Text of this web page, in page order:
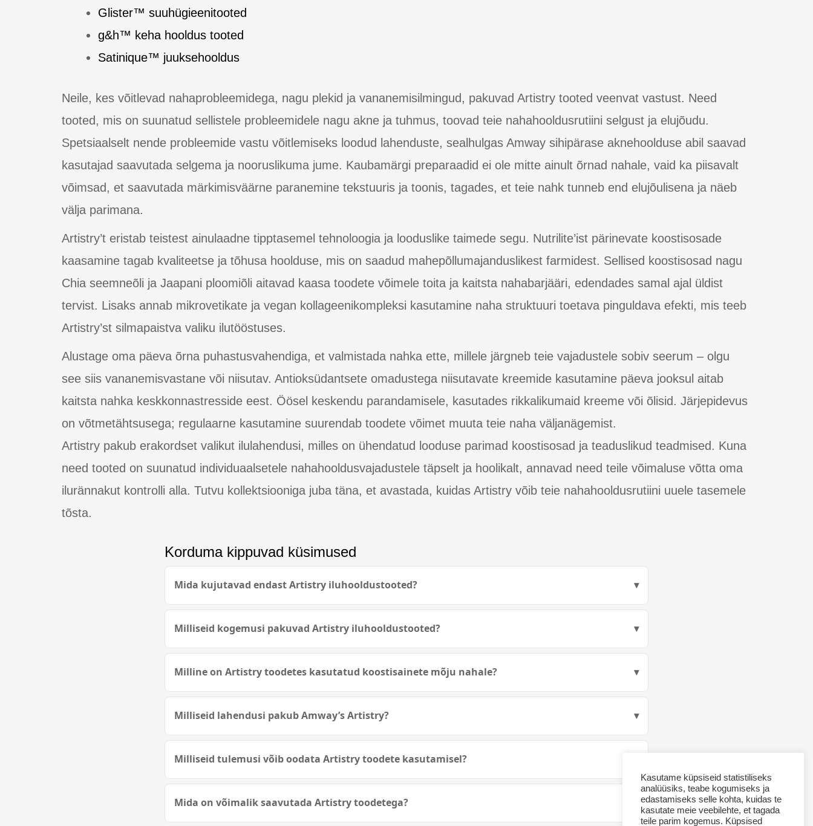
Glister™ suuhügieenitooted
g&h™ keha hooldus tooted
Satinique™ juuksehooldus
Neile, kes võitlevad nahaprobleemidega, nagu plekid ja vananemisilmingud, pakuvad Artistry tooted veenvat vastust. Need
tooted, mis on suunatud sellistele probleemidele nagu akne ja tuhmus, toovad teie nahahooldusrutiini selgust ja elujõudu.
Spetsiaalselt nende probleemide vastu võitlemiseks loodud lahenduste, sealhulgas Amway sihipärase aknehoolduse abil saavad
kasutajad saavutada selgema ja nooruslikuma jume. Kaubamärgi preparaadid ei ole mitte ainult õrnad nahale, vaid ka piisavalt
võimsad, et saavutada märkimisväärne paranemine tekstuuris ja toonis, tagades, et teie nahk tunneb end elujõulisena ja näeb
välja parimana.
Artistry’t eristab teistest ainulaadne tipptasemel tehnoloogia ja looduslike taimede segu. Nutrilite’ist pärinevate koostisosade
kaasamine tagab kvaliteetse ja tõhusa hoolduse, mis on saadud mahepõllumajanduslikest farmidest. Sellised koostisosad nagu
Chia seemneõli ja Jaapani ploomiõli aitavad kaasa toodete võimele toita ja kaitsta nahabarjääri, edendades samal ajal üldist
tervist. Lisaks annab mikrovetikate ja vegan kollageenikompleksi kasutamine naha struktuuri toetava pinguldava efekti, mis teeb
Artistry’st silmapaistva valiku ilutööstuses.
Alustage oma päeva õrna puhastusvahendiga, et valmistada nahka ette, millele järgneb teie vajadustele sobiv seerum – olgu
see siis vananemisvastane või niisutav. Antioksüdantsete omadustega niisutavate kreemide kasutamine päeva jooksul aitab
kaitsta nahka keskkonnastresside eest. Öösel keskendu parandamisele, kasutades rikkalikumaid kreeme või õlisid. Järjepidevus
on võtmetähtsusega; regulaarne kasutamine suurendab toodete võimet muuta teie naha väljanägemist.
Artistry pakub erakordset valikut ilulahendusi, milles on ühendatud looduse parimad koostisosad ja teaduslikud teadmised. Kuna
need tooted on suunatud individuaalsetele nahahooldusvajadustele täpselt ja hoolikalt, annavad need teile võimaluse võtta oma
ilurännakut kontrolli alla. Tutvu kollektsiooniga juba täna, et avastada, kuidas Artistry võib teie nahahooldusrutiini uuele tasemele
tõsta.
Korduma kippuvad küsimused
Mida kujutavad endast Artistry iluhooldustooted?
Milliseid kogemusi pakuvad Artistry iluhooldustooted?
Milline on Artistry toodetes kasutatud koostisainete mõju nahale?
Milliseid lahendusi pakub Amway’s Artistry?
Milliseid tulemusi võib oodata Artistry toodete kasutamisel?
Mida on võimalik saavutada Artistry toodetega?
Kasutame küpsiseid statistiliseks
analüüsiks, teabe kogumiseks ja
edastamiseks selle kohta, kuidas te
kasutate meie veebilehte, et tagada
teile parim kogemus. Küpsised